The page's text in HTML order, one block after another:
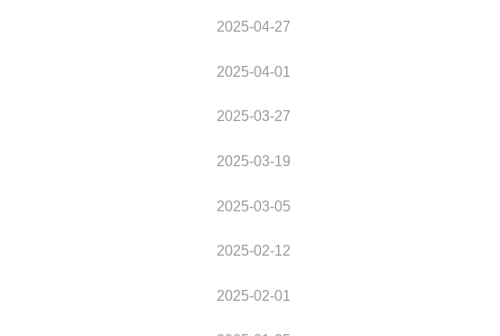
2025-04-27
2025-04-01
2025-03-27
2025-03-19
2025-03-05
2025-02-12
2025-02-01